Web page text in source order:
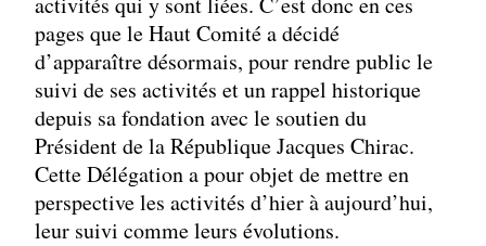
pages que le Haut Comité a décidé
d’apparaître désormais, pour rendre public le
suivi de ses activités et un rappel historique
depuis sa fondation avec le soutien du
Président de la République Jacques Chirac.
Cette Délégation a pour objet de mettre en
perspective les activités d’hier à aujourd’hui,
leur suivi comme leurs évolutions.